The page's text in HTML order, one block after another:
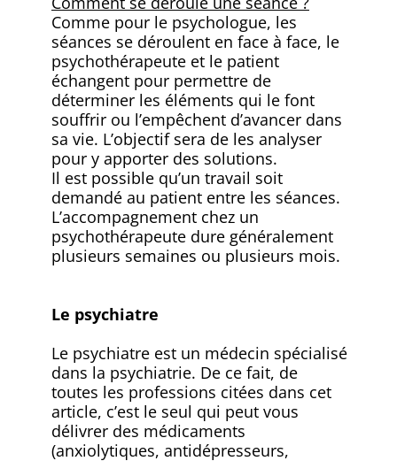
Comme pour le psychologue, les
séances se déroulent en face à face, le
psychothérapeute et le patient
échangent pour permettre de
déterminer les éléments qui le font
souffrir ou l’empêchent d’avancer dans
sa vie. L’objectif sera de les analyser
pour y apporter des solutions.
Il est possible qu’un travail soit
demandé au patient entre les séances.
L’accompagnement chez un
psychothérapeute dure généralement
plusieurs semaines ou plusieurs mois.
Le psychiatre
Le psychiatre est un médecin spécialisé
dans la psychiatrie. De ce fait, de
toutes les professions citées dans cet
article, c’est le seul qui peut vous
délivrer des médicaments
(anxiolytiques, antidépresseurs,